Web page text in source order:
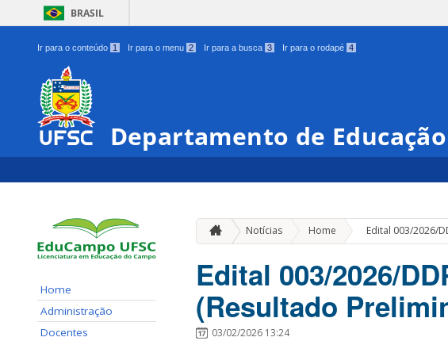
BRASIL
Ir para o conteúdo 1 Ir para o menu 2 Ir para a busca 3 Ir para o rodapé 4
Departamento de
Home
Administração
Docentes
Notícias Home » Edital 003/2026/
Edital 003/2026/
(Resultado
03/02/2026 13:24